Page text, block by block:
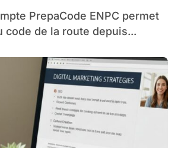
code de la route depuis...